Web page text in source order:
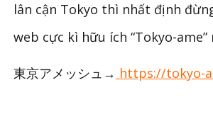
lân cận Tokyo thì nhất định
web cực kì hữu ích “Tokyo-ame”
東京アメッシュ→ https://tokyo-